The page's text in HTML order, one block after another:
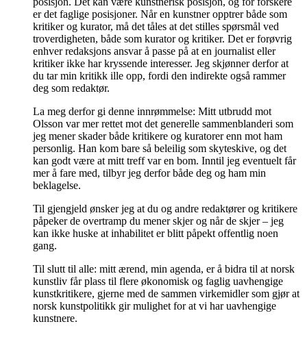
er det faglige posisjoner. Når en kunstner opptrer både som
kritiker og kurator, må det tåles at det stilles spørsmål ved
troverdigheten, både som kurator og kritiker. Det er forøvrig
enhver redaksjons ansvar å passe på at en journalist eller
kritiker ikke har kryssende interesser. Jeg skjønner derfor at
du tar min kritikk ille opp, fordi den indirekte også rammer
deg som redaktør.
La meg derfor gi denne innrømmelse: Mitt utbrudd mot
Olsson var mer rettet mot det generelle sammenblanderi som
jeg mener skader både kritikere og kuratorer enn mot ham
personlig. Han kom bare så beleilig som skyteskive, og det
kan godt være at mitt treff var en bom. Inntil jeg eventuelt får
mer å fare med, tilbyr jeg derfor både deg og ham min
beklagelse.
Til gjengjeld ønsker jeg at du og andre redaktører og kritikere
påpeker de overtramp du mener skjer og når de skjer – jeg
kan ikke huske at inhabilitet er blitt påpekt offentlig noen
gang.
Til slutt til alle: mitt ærend, min agenda, er å bidra til at norsk
kunstliv får plass til flere økonomisk og faglig uavhengige
kunstkritikere, gjerne med de sammen virkemidler som gjør at
norsk kunstpolitikk gir mulighet for at vi har uavhengige
kunstnere.